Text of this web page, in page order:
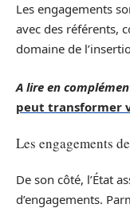
Les engagements
avec des référents,
domaine de
A lire en
peut transformer
Les engagements
De son côté, l’État
d’engagements.